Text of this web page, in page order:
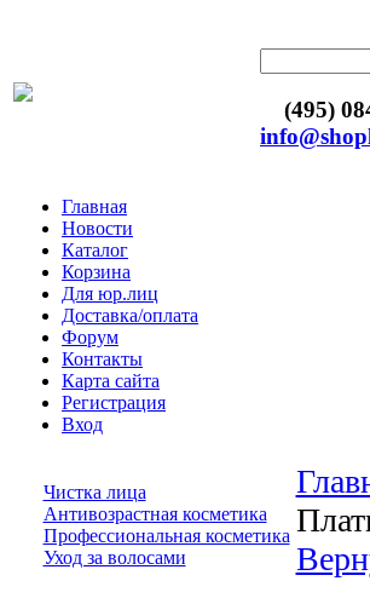
(495)
Главная
Новости
Каталог
Корзина
Для юр.лиц
Доставка/оплата
Форум
Контакты
Карта сайта
Регистрация
Вход
Чистка лица
Антивозрастная косметика
Профессиональная косметика
Уход за волосами